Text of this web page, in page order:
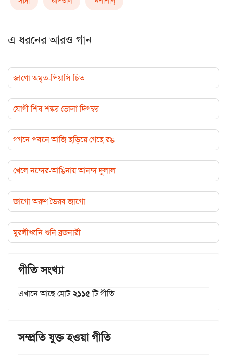
এ ধরনের আরও গান
জাগো অমৃত-পিয়াসি চিত
যোগী শিব শঙ্কর ভোলা দিগম্বর
গগনে পবনে আজি ছড়িয়ে গেছে রঙ
খেলে নন্দের-আঙিনায় আনন্দ দুলাল
জাগো অরুণ ভৈরব জাগো
মুরলীধ্বনি শুনি ব্রজনারী
গীতি সংখ্যা
এখানে আছে মোট২১১৫টি গীতি
সম্প্রতি যুক্ত হওয়া গীতি